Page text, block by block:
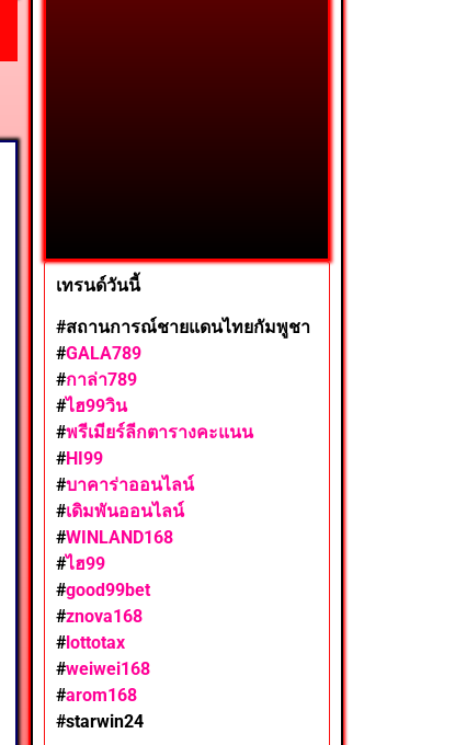
เทรนด์วันนี้
#สถานการณ์ชายแดนไทยกัมพูชา
#GALA789
#กาล่า789
#ไฮ99วิน
#พรีเมียร์ลีกตารางคะแนน
#HI99
#บาคาร่าออนไลน์
#เดิมพันออนไลน์
#WINLAND168
#ไฮ99
#good99bet
#znova168
#lottotax
#weiwei168
#arom168
#starwin24